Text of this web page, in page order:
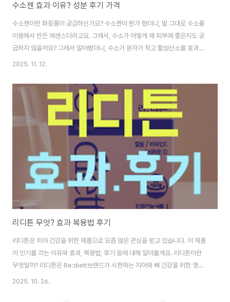
수소젠 효과 이유? 성분 후기 가격
수소젠이란 화장품이 궁금하신가요? 수소젠이 뭔가 했더니, 말 그대로 수소를
이용해서 만든 에센스더라고요. 그래서, 수소가 어떻게 왜 피부에 좋은지도 궁
금하지 않을까요? 그래서 알아봤더니, 수소가 분자가 작고 활성산소를 효과적
이고 근본적으로 제거해줘 피부를 생기 있고 탄탄하게 가꿔준다고 해서 그런
어떤 원리로 피부에 좋고, 효과, 성분, 사용법 등에 대해 알아보고 후기도 관찰
하며 어떤 효과와 변화를 줄수 있는지도 함께 알아볼게요. 수소젠 효과 이유, 원
리, 효과수소젠은 수소를 이용해서 만든 에센스입니다. 이게 좋은 이유는 말 그
대로 수소를 이용해서 만들어 수수의 장점인 침투력과 항산화 효과의 덕을 보
는 셈입니다. 수소는 성질상 ..
2025. 11. 12.
리디튼 무엇? 효과 복용법 후기
리디튼은 치아 건강을 위한 제품으로 요즘 많은 관심을 받고 있습니다. 이 제품
이 인기를 끄는 이유와 효과, 복용법, 후기 등에 대해 알아볼게요. 리디튼이란
무엇일까? 리디튼은 Re:diett브랜드가 시판하는 치아와 뼈 건강을 위한 영양
제입니다. 치아와 뼈 형성에 도움이 되는 칼슘과 비타민C, 비타민D를 주요원
2025. 10. 26.